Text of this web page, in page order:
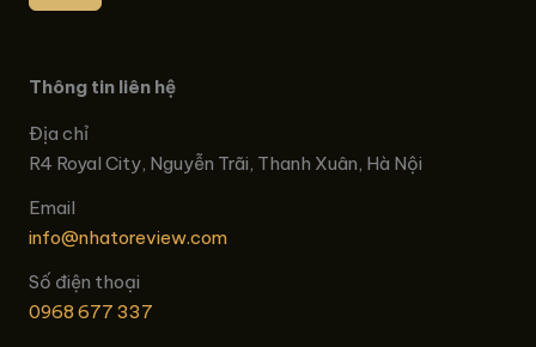
Thông tin liên hệ
Địa chỉ
R4 Royal City, Nguyễn Trãi, Thanh Xuân, Hà Nội
Email
info@nhatoreview.com
Số điện thoại
0968 677 337